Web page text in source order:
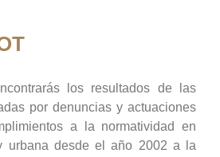
los resultados de las
por denuncias y actuaciones
a la normatividad en
urbana desde el año 2002 a la